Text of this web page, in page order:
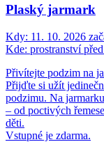
Plaský jarmark
Kdy: 11. 10. 2026
Kde: prostranství
Přivítejte podzim na
Přijďte si užít
podzimu. Na
– od poctivých
děti.
Vstupné je zdarma.